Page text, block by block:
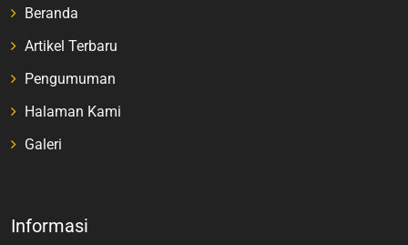
Beranda
Artikel Terbaru
Pengumuman
Halaman Kami
Galeri
Informasi